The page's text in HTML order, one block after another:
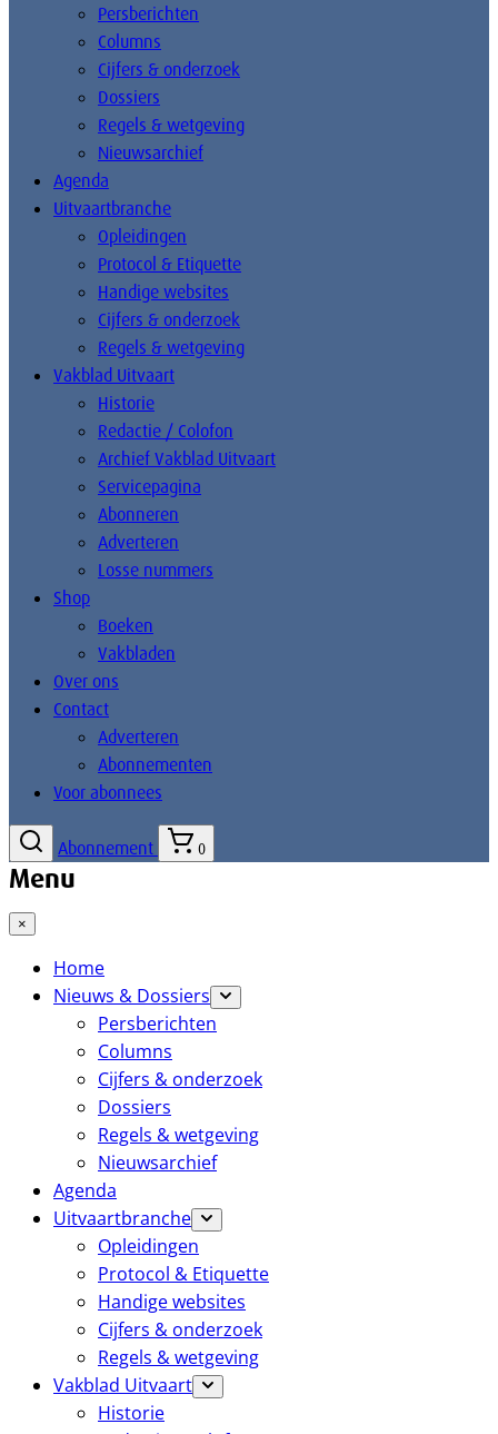
Persberichten
Columns
Cijfers & onderzoek
Dossiers
Regels & wetgeving
Nieuwsarchief
Agenda
Uitvaartbranche
Opleidingen
Protocol & Etiquette
Handige websites
Cijfers & onderzoek
Regels & wetgeving
Vakblad Uitvaart
Historie
Redactie / Colofon
Archief Vakblad Uitvaart
Servicepagina
Abonneren
Adverteren
Losse nummers
Shop
Boeken
Vakbladen
Over ons
Contact
Adverteren
Abonnementen
Voor abonnees
Abonnement 0
Menu
×
Home
Nieuws & Dossiers
Persberichten
Columns
Cijfers & onderzoek
Dossiers
Regels & wetgeving
Nieuwsarchief
Agenda
Uitvaartbranche
Opleidingen
Protocol & Etiquette
Handige websites
Cijfers & onderzoek
Regels & wetgeving
Vakblad Uitvaart
Historie